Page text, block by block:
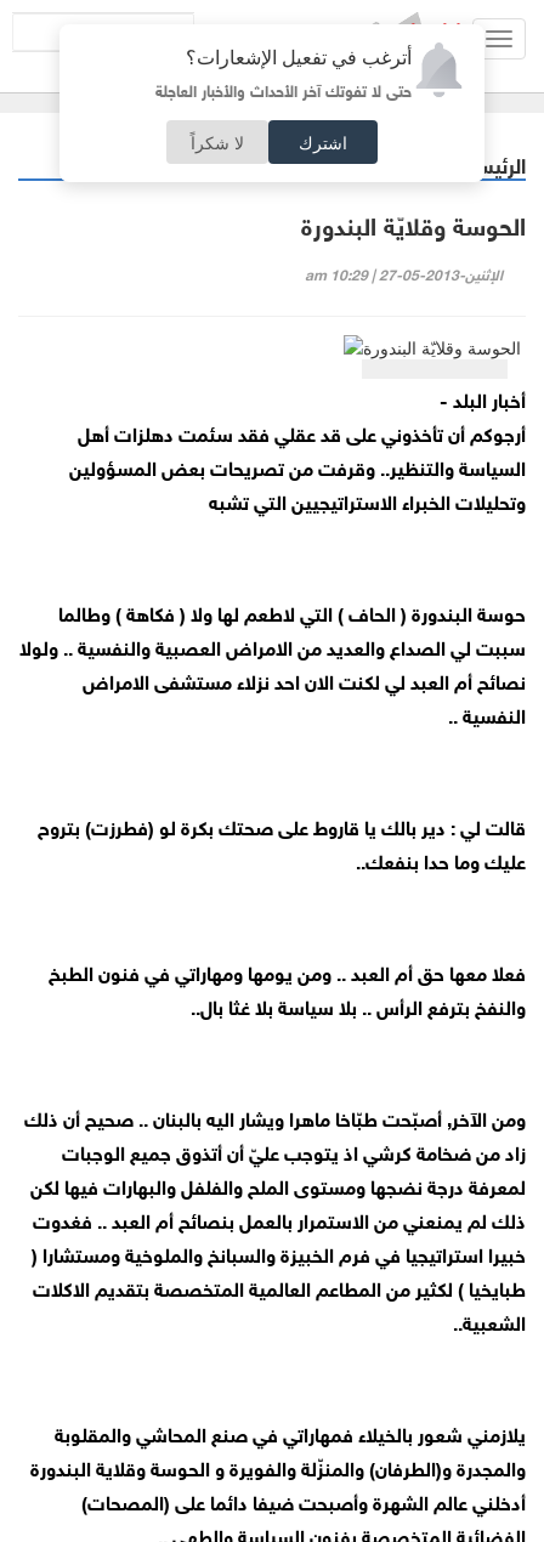
أترغب في تفعيل الإشعارات؟
حتى لا تفوتك آخر الأحداث والأخبار العاجلة
اشترك لا شكراً
الرئيسية مقالات مختارة
الحوسة وقلايّة البندورة
الإثنين-2013-05-27 | 10:29 am
أخبار البلد -
أرجوكم أن تأخذوني على قد عقلي فقد سئمت دهلزات أهل
السياسة والتنظير.. وقرفت من تصريحات بعض المسؤولين
وتحليلات الخبراء الاستراتيجيين التي تشبه
حوسة البندورة ( الحاف ) التي لاطعم لها ولا ( فكاهة ) وطالما
سببت لي الصداع والعديد من الامراض العصبية والنفسية .. ولولا
نصائح أم العبد لي لكنت الان احد نزلاء مستشفى الامراض
النفسية ..
قالت لي : دير بالك يا قاروط على صحتك بكرة لو (فطرزت) بتروح
عليك وما حدا بنفعك..
فعلا معها حق أم العبد .. ومن يومها ومهاراتي في فنون الطبخ
والنفخ بترفع الرأس .. بلا سياسة بلا غثا بال..
ومن الآخر, أصبّحت طبّاخا ماهرا ويشار اليه بالبنان .. صحيح أن ذلك
زاد من ضخامة كرشي اذ يتوجب عليّ أن أتذوق جميع الوجبات
لمعرفة درجة نضجها ومستوى الملح والفلفل والبهارات فيها لكن
ذلك لم يمنعني من الاستمرار بالعمل بنصائح أم العبد .. فغدوت
خبيرا استراتيجيا في فرم الخبيزة والسبانخ والملوخية ومستشارا (
طبايخيا ) لكثير من المطاعم العالمية المتخصصة بتقديم الاكلات
الشعبية..
يلازمني شعور بالخيلاء فمهاراتي في صنع المحاشي والمقلوبة
والمجدرة و(الطرفان) والمنزّلة والفويرة و الحوسة وقلاية البندورة
أدخلني عالم الشهرة وأصبحت ضيفا دائما على (المصحات)
الفضائية المتخصصة بفنون السياسة والطهي ..